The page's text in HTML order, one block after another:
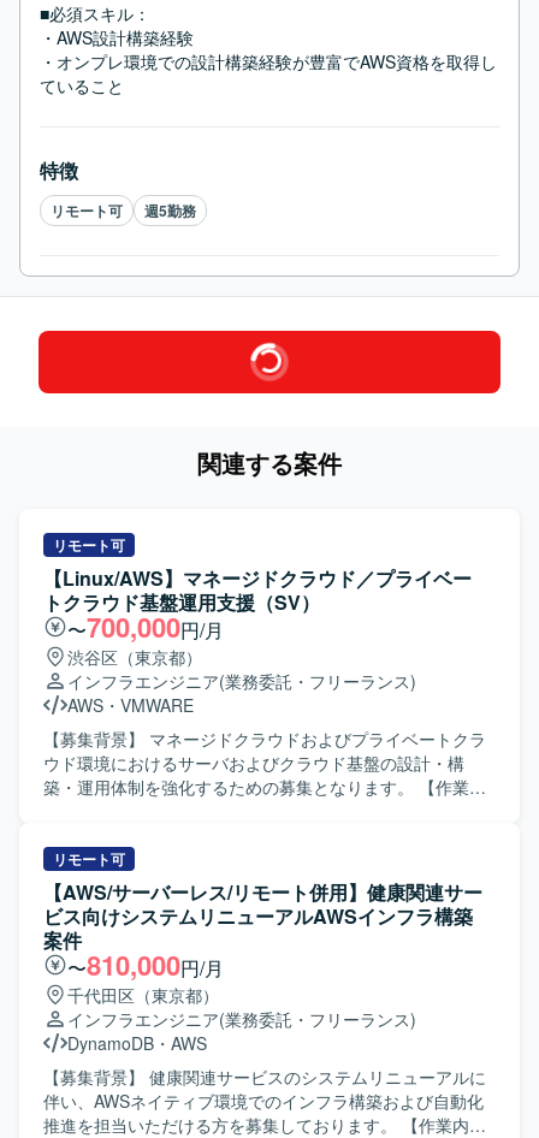
■必須スキル：
・AWS設計構築経験
・オンプレ環境での設計構築経験が豊富でAWS資格を取得し
ていること
特徴
リモート可 週5勤務
関連する案件
リモート可
【Linux/AWS】マネージドクラウド／プライベー
トクラウド基盤運用支援（SV）
〜700,000円/月
渋谷区（東京都）
インフラエンジニア(業務委託・フリーランス)
AWS ・ VMWARE
【募集背景】 マネージドクラウドおよびプライベートクラ
ウド環境におけるサーバおよびクラウド基盤の設計・構
築・運用体制を強化するための募集となります。 【作業内
いただきます。 ロードバランサーやベアメタルサーバ、ス
トレージの対応を行っていただきます。 プライベートクラ
ウドおよびパブリッククラウド基盤の運用をご担当いただ
きます。 AWS基盤の設計・構築・運用対応を行っていただ
きます。 【求める人物像】 インフラ基盤を一人称で対応で
きるサーバエンジニアとして主体的に業務を遂行できる方
を求めております。 チームメンバーと連携しながら安定し
た基盤運用に取り組める方を求めております。 【ポジショ
ンの魅力】 マネージドクラウドおよびプライベートクラウ
ドなど、多様なインフラ基盤の設計・構築・運用に関わる
ことができる環境です。 AWSをはじめとしたクラウド基盤
やロードバランサー、ストレージなど幅広い技術領域で経
リモート可
【AWS/サーバーレス/リモート併用】健康関連サー
ビス向けシステムリニューアルAWSインフラ構築
案件
〜810,000円/月
千代田区（東京都）
インフラエンジニア(業務委託・フリーランス)
DynamoDB ・ AWS
【募集背景】 健康関連サービスのシステムリニューアルに
伴い、AWSネイティブ環境でのインフラ構築および自動化
推進を担当いただける方を募集しております。 【作業内